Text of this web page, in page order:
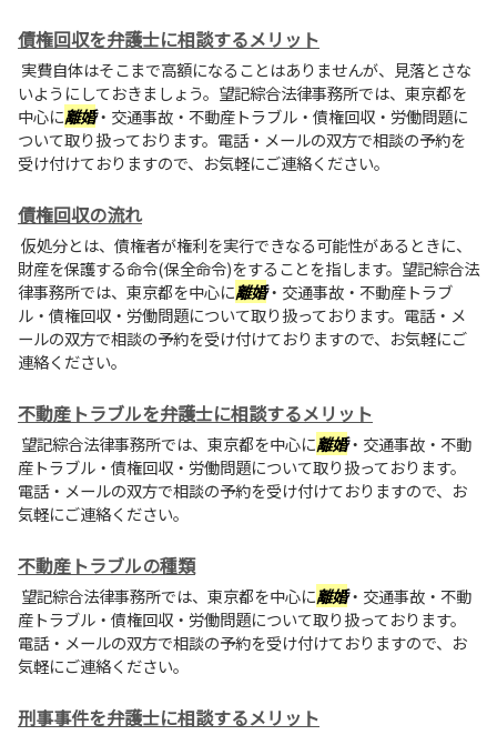
債権回収を弁護士に相談するメリット
実費自体はそこまで高額になることはありませんが、見落とさな
いようにしておきましょう。望記綜合法律事務所では、東京都を
中心に離婚・交通事故・不動産トラブル・債権回収・労働問題に
ついて取り扱っております。電話・メールの双方で相談の予約を
受け付けておりますので、お気軽にご連絡ください。
債権回収の流れ
仮処分とは、債権者が権利を実行できなる可能性があるときに、
財産を保護する命令(保全命令)をすることを指します。望記綜合法
律事務所では、東京都を中心に離婚・交通事故・不動産トラブ
ル・債権回収・労働問題について取り扱っております。電話・メ
ールの双方で相談の予約を受け付けておりますので、お気軽にご
連絡ください。
不動産トラブルを弁護士に相談するメリット
望記綜合法律事務所では、東京都を中心に離婚・交通事故・不動
産トラブル・債権回収・労働問題について取り扱っております。
電話・メールの双方で相談の予約を受け付けておりますので、お
気軽にご連絡ください。
不動産トラブルの種類
望記綜合法律事務所では、東京都を中心に離婚・交通事故・不動
産トラブル・債権回収・労働問題について取り扱っております。
電話・メールの双方で相談の予約を受け付けておりますので、お
気軽にご連絡ください。
刑事事件を弁護士に相談するメリット